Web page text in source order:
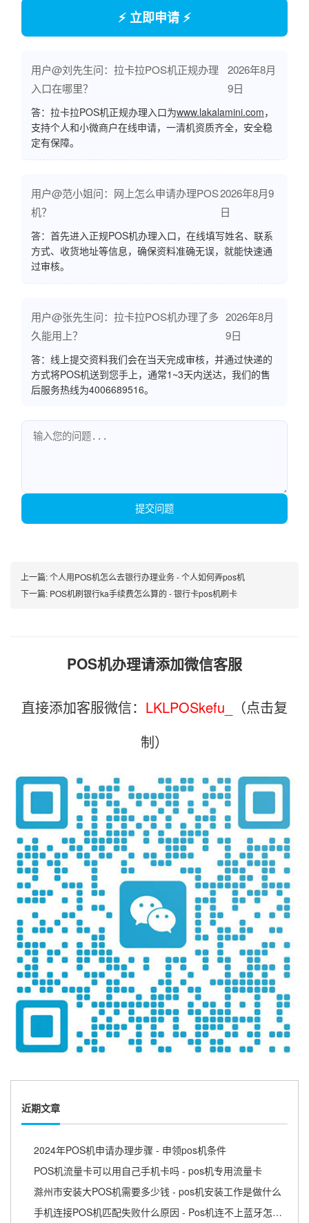
⚡ 立即申请 ⚡
用户@刘先生问：拉卡拉POS机正规办理
入口在哪里？
2026年8月
9日
答：拉卡拉POS机正规办理入口为www.lakalamini.com，
支持个人和小微商户在线申请，一清机资质齐全，安全稳
定有保障。
用户@范小姐问：网上怎么申请办理POS
机？
2026年8月9
日
答：首先进入正规POS机办理入口，在线填写姓名、联系
方式、收货地址等信息，确保资料准确无误，就能快速通
过审核。
用户@张先生问：拉卡拉POS机办理了多
久能用上？
2026年8月
9日
答：线上提交资料我们会在当天完成审核，并通过快递的
方式将POS机送到您手上，通常1~3天内送达，我们的售
后服务热线为4006689516。
提交问题
上一篇:个人用POS机怎么去银行办理业务 - 个人如何弄pos机
下一篇: POS机刷银行ka手续费怎么算的 - 银行卡pos机刷卡
POS机办理请添加微信客服
直接添加客服微信： LKLPOSkefu_
（点击复
制）
近期文章
2024年POS机申请办理步骤 - 申领pos机条件
POS机流量卡可以用自己手机卡吗 - pos机专用流量卡
滁州市安装大POS机需要多少钱 - pos机安装工作是做什么
手机连接POS机匹配失败什么原因 - Pos机连不上蓝牙怎么回事